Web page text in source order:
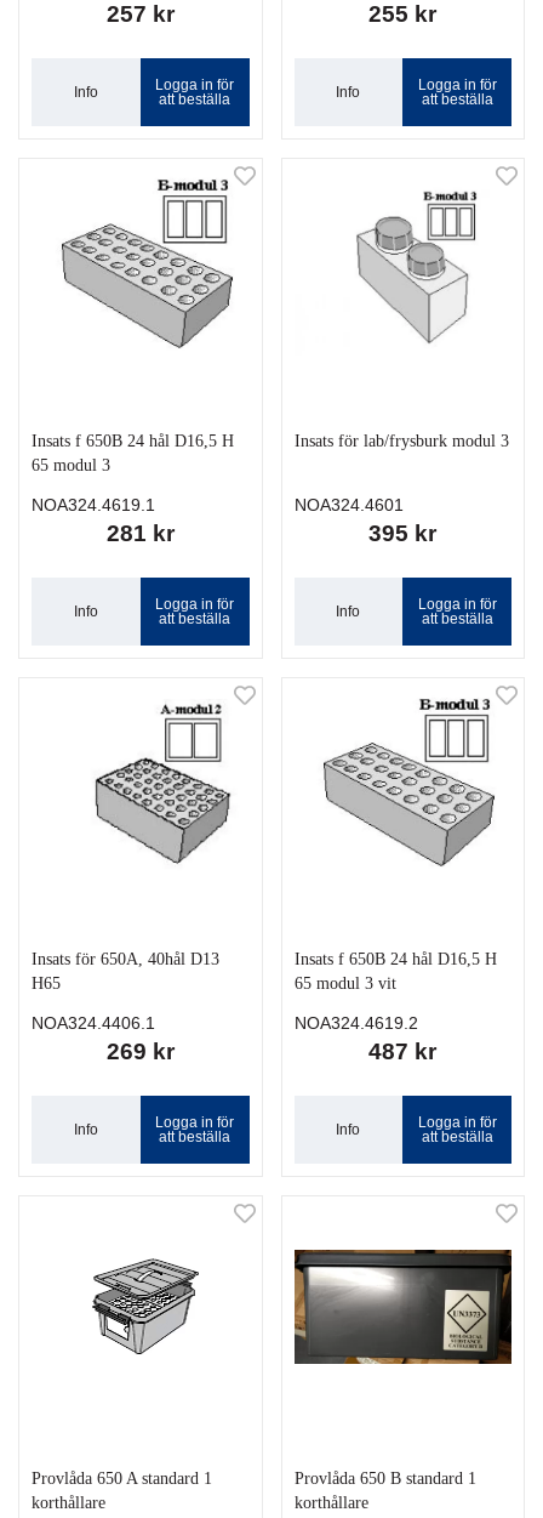
257 kr
Info
Logga in för
att beställa
255 kr
Info
Logga in för
att beställa
Insats f 650B 24 hål D16,5 H
65 modul 3
NOA324.4619.1
281 kr
Info
Logga in för
att beställa
Insats för lab/frysburk modul 3
NOA324.4601
395 kr
Info
Logga in för
att beställa
Insats för 650A, 40hål D13
H65
NOA324.4406.1
269 kr
Info
Logga in för
att beställa
Insats f 650B 24 hål D16,5 H
65 modul 3 vit
NOA324.4619.2
487 kr
Info
Logga in för
att beställa
Provlåda 650 A standard 1
korthållare
Provlåda 650 B standard 1
korthållare